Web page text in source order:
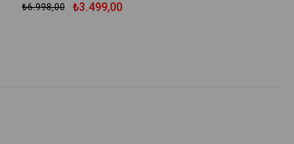
₺3.499,00
₺6.998,00